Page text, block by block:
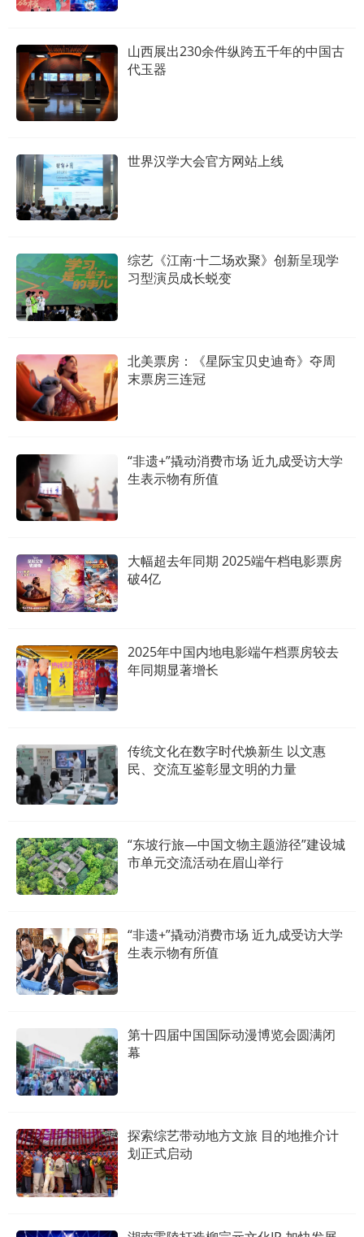
山西展出230余件纵跨五千年的中国古
代玉器
世界汉学大会官方网站上线
综艺《江南·十二场欢聚》创新呈现学
习型演员成长蜕变
北美票房：《星际宝贝史迪奇》夺周
末票房三连冠
“非遗+”撬动消费市场 近九成受访大学
生表示物有所值
大幅超去年同期 2025端午档电影票房
破4亿
2025年中国内地电影端午档票房较去
年同期显著增长
传统文化在数字时代焕新生 以文惠
民、交流互鉴彰显文明的力量
“东坡行旅—中国文物主题游径”建设城
市单元交流活动在眉山举行
“非遗+”撬动消费市场 近九成受访大学
生表示物有所值
第十四届中国国际动漫博览会圆满闭
幕
探索综艺带动地方文旅 目的地推介计
划正式启动